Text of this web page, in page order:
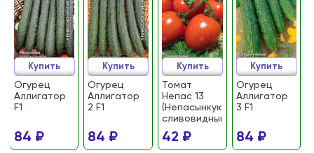
Огурец
Аллигатор
F1
84 ₽
Купить
Огурец
Аллигатор
2 F1
84 ₽
Купить
Томат
Непас 13
(Непасынкующийся
сливовидный)
42 ₽
Купить
Огурец
Аллигатор
3 F1
84 ₽
Купить